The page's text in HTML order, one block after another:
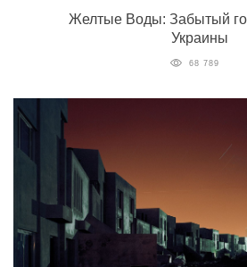
Желтые Воды: Забытый
Украины
68 789